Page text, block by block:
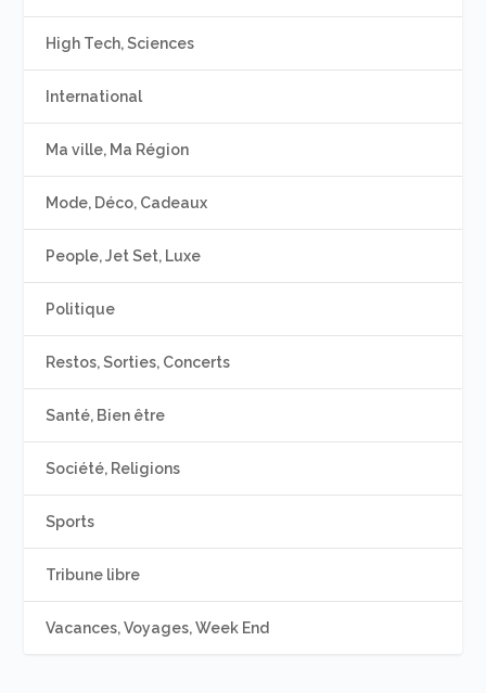
High Tech, Sciences
International
Ma ville, Ma Région
Mode, Déco, Cadeaux
People, Jet Set, Luxe
Politique
Restos, Sorties, Concerts
Santé, Bien être
Société, Religions
Sports
Tribune libre
Vacances, Voyages, Week End